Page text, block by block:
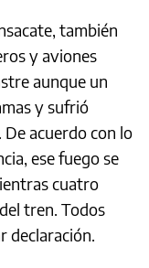
también
y aviones
aunque un
y sufrió
acuerdo con lo
ese fuego se
cuatro
tren. Todos
declaración.